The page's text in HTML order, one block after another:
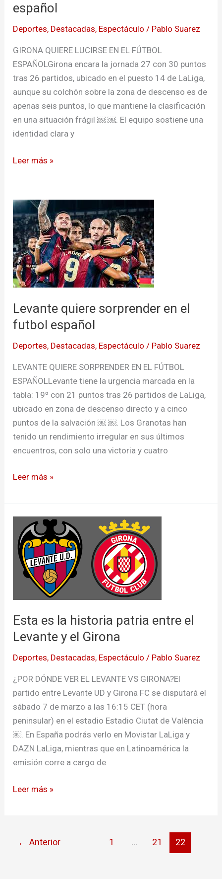
español
Deportes, Destacadas, Espectáculo / Pablo Suarez
GIRONA QUIERE LUCIRSE EN EL FÚTBOL
ESPAÑOLGirona encara la jornada 27 con 30 puntos
tras 26 partidos, ubicado en el puesto 14 de LaLiga,
aunque su colchón sobre la zona de descenso es de
apenas seis puntos, lo que mantiene la clasificación
en una situación frágil ￼ ￼. El equipo sostiene una
identidad clara y
Leer más »
Levante quiere sorprender en el
futbol español
Deportes, Destacadas, Espectáculo / Pablo Suarez
LEVANTE QUIERE SORPRENDER EN EL FÚTBOL
ESPAÑOLLevante tiene la urgencia marcada en la
tabla: 19º con 21 puntos tras 26 partidos de LaLiga,
ubicado en zona de descenso directo y a cinco
puntos de la salvación ￼ ￼. Los Granotas han
tenido un rendimiento irregular en sus últimos
encuentros, con solo una victoria y cuatro
Levante
quiere
sorprender
en
el
futbol
español
Leer más »
Esta es la historia patria entre el
Levante y el Girona
Deportes, Destacadas, Espectáculo / Pablo Suarez
¿POR DÓNDE VER EL LEVANTE VS GIRONA?El
partido entre Levante UD y Girona FC se disputará el
sábado 7 de marzo a las 16:15 CET (hora
peninsular) en el estadio Estadio Ciutat de València
￼. En España podrás verlo en Movistar LaLiga y
DAZN LaLiga, mientras que en Latinoamérica la
emisión corre a cargo de
Esta
es
la
historia
patria
Levante
y
Girona
Leer más »
← Anterior 1 … 21 22